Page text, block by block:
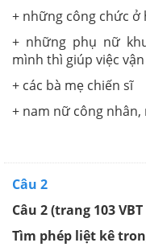
+ những công chức
+ những phụ nữ
mình thì giúp việc
+ các bà mẹ chiến sĩ
+ nam nữ công nhân,
Câu 2
Câu 2 (trang 103
Tìm phép liệt kê